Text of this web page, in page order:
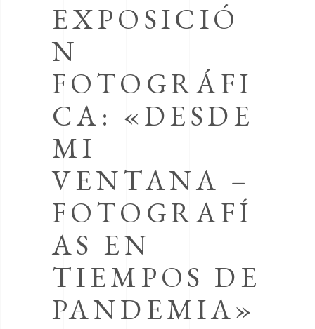
EXPOSICIÓ
N
FOTOGRÁFI
CA: «DESDE
MI
VENTANA –
FOTOGRAFÍ
AS EN
TIEMPOS DE
PANDEMIA»